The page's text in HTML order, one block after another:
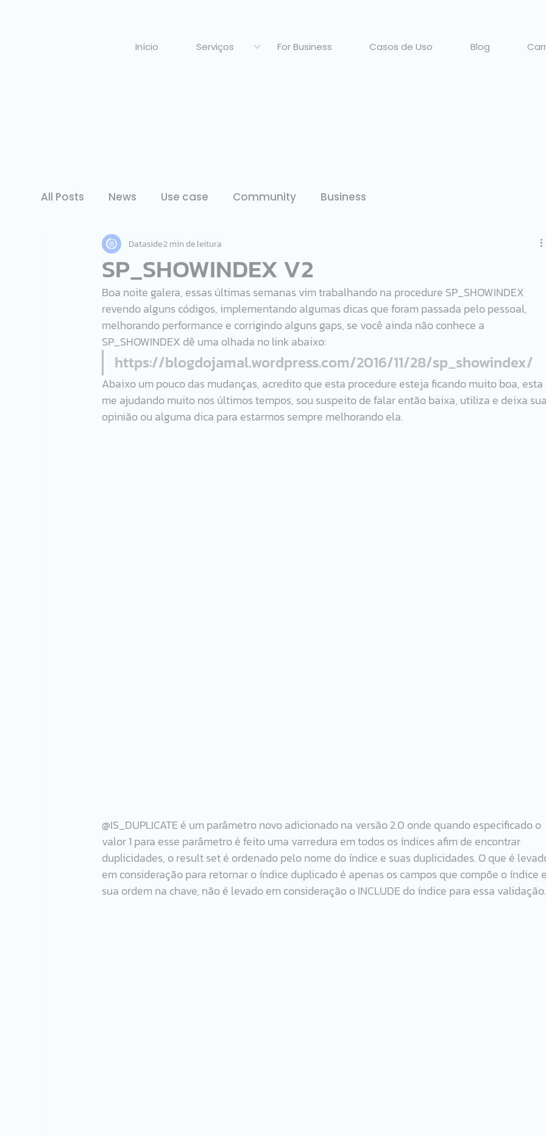
Início Serviços For Business Casos de Uso Blog
All Posts News Use case Community Business
SP_SHOWINDEX V2
Dataside2 min de leitura
Boa noite galera, essas últimas semanas vim trabalhando na procedure SP_SHOWINDEX
revendo alguns códigos, implementando algumas dicas que foram passada pelo pessoal,
melhorando performance e corrigindo alguns gaps, se você ainda não conhece a
SP_SHOWINDEX dê uma olhada no link abaixo:
https://blogdojamal.wordpress.com/2016/11/28/sp_showindex/
Abaixo um pouco das mudanças, acredito que esta procedure esteja ficando muito boa, esta
me ajudando muito nos últimos tempos, sou suspeito de falar então baixa, utiliza e deixa
opinião ou alguma dica para estarmos sempre melhorando ela.
@IS_DUPLICATE é um parâmetro novo adicionado na versão 2.0 onde quando especificado o
valor 1 para esse parâmetro é feito uma varredura em todos os índices afim de encontrar
duplicidades, o result set é ordenado pelo nome do índice e suas duplicidades. O que é
em consideração para retornar o índice duplicado é apenas os campos que compõe o índice
sua ordem na chave, não é levado em consideração o INCLUDE do índice para essa validação.